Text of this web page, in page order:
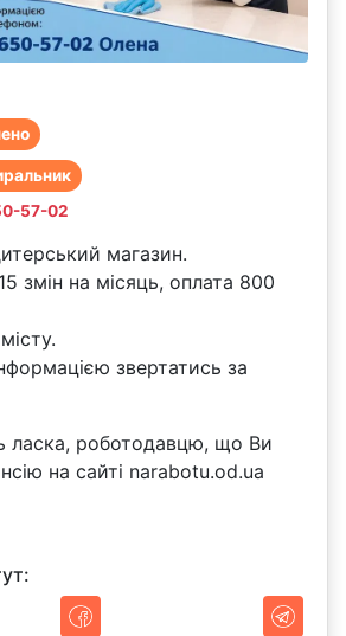
57-02
магазин.
змін на місяць, оплата 800
звертатись за
ласка, роботодавцю, що Ви
на сайті narabotu.od.ua